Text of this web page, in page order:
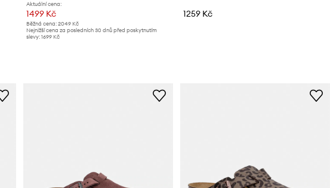
Aktuální cena:
1499 Kč
Běžná cena: 2049 Kč
Nejnižší cena za posledních 30 dnů před poskytnutím
slevy: 1699 Kč
1259 Kč